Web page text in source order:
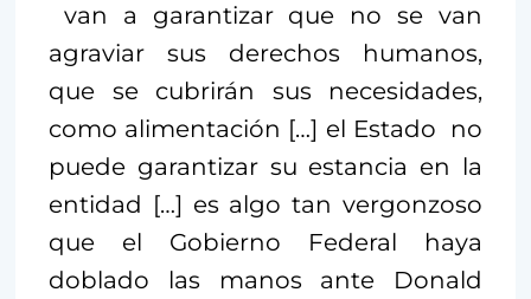
van a garantizar que no se van
agraviar sus derechos humanos,
que se cubrirán sus necesidades,
como alimentación […] el Estado no
puede garantizar su estancia en la
entidad […] es algo tan vergonzoso
que el Gobierno Federal haya
doblado las manos ante Donald